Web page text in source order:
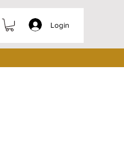
Login